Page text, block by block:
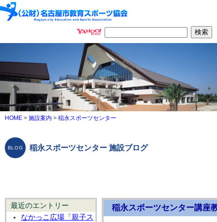
HOME > 施設案内 > 稲永スポーツセンター
稲永スポーツセンター 施設ブログ
最近のエントリー
なかっこ広場「親子ス
稲永スポーツセンター講座